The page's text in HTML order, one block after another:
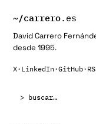
~/carrero.es
David Carrero
desde 1995.
X· LinkedIn·GitHub·